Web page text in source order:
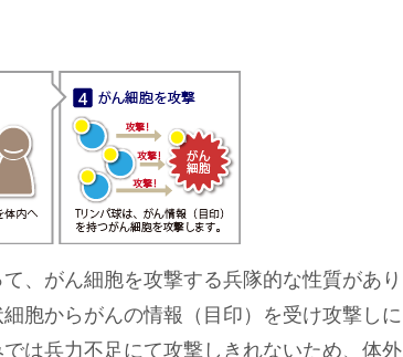
、がん細胞を攻撃する兵隊的な性質があり
胞からがんの情報（目印）を受け攻撃しに
は兵力不足にて攻撃しきれないため、体外